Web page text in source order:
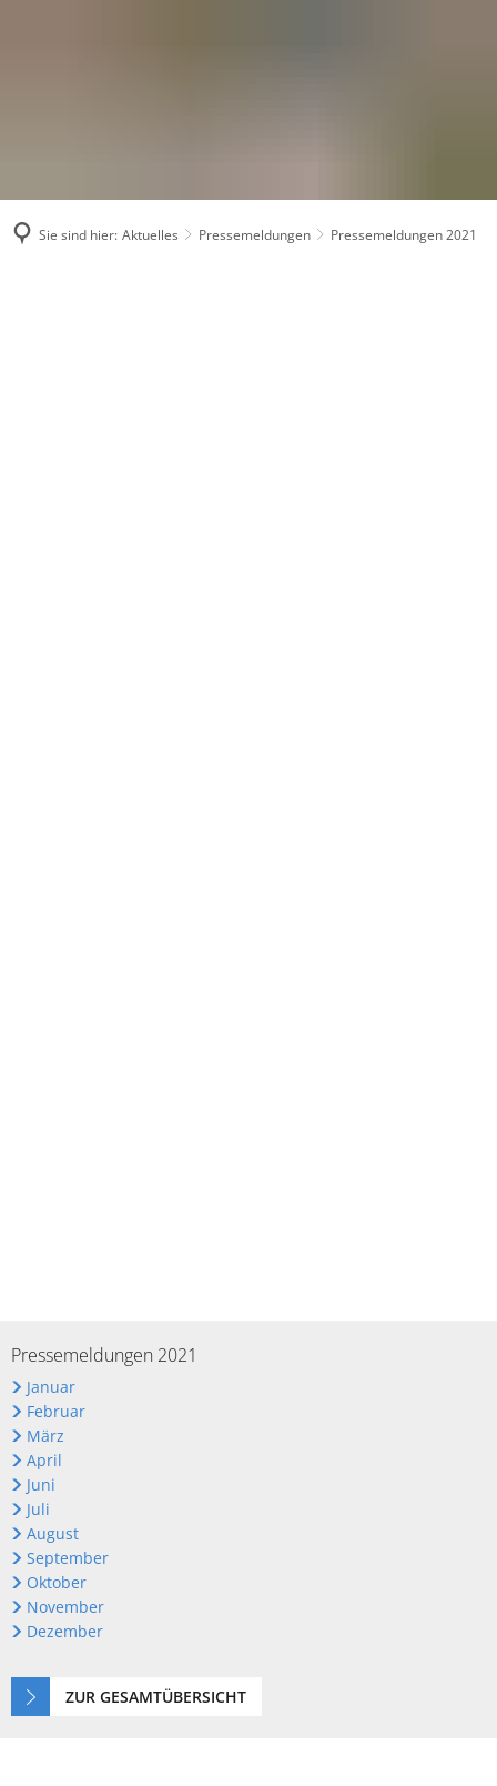
Sie sind hier: Aktuelles Pressemeldungen Pressemeldungen 2021
Pressemeldungen 2021
Januar
Februar
März
April
Juni
Juli
August
September
Oktober
November
Dezember
ZUR GESAMTÜBERSICHT